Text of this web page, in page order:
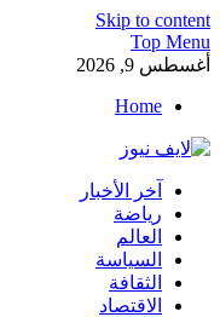
Skip to content
Top Menu
أغسطس 9, 2026
Home
لايف نيوز
آخر الأخبار العاجلة لحظة
آخر الأخبار
رياضة
العالم
السياسة
الثقافة
الاقتصاد